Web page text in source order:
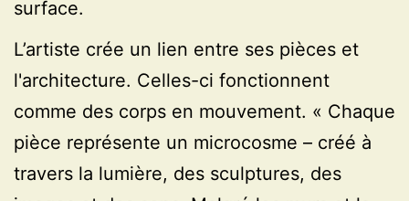
surface.
L’artiste crée un lien entre ses pièces et
l'architecture. Celles-ci fonctionnent
comme des corps en mouvement. « Chaque
pièce représente un microcosme – créé à
travers la lumière, des sculptures, des